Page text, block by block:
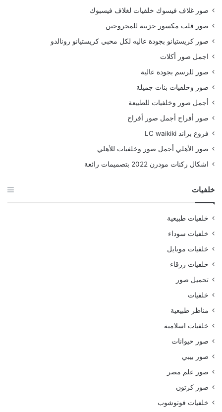
صور غلاف فيسوك خلفيات لغلاف فيسبوك
صور قلب مكسور حزينة للمجروحين
صور كريستيانو بجودة عاليه لكل محبي كريستيانو رونالدو
اجمل صور أكلات
صور للرسم بجودة عالية
صور وخلفيات بنات جميلة
أجمل صور وخلفيات للطبيعة
صور أفراح أجمل صور أفراح
فروع براند LC waikiki
صور الأهلي أجمل صور وخلفيات للأهلي
اشكال ركنات مودرن 2022 بتصميمات رائعة
خلفيات
خلفيات طبيعية
خلفيات سوداء
خلفيات موبايل
خلفيات زرقاء
تحميل صور
خلفيات
مناظر طبيعية
خلفيات اسلامية
صور حيوانات
صور بيبي
صور علم مصر
صور كرتون
خلفيات فوتوشوب